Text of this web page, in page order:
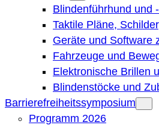
Blindenführhund und
Taktile Pläne,
Geräte und Software
Fahrzeuge und
Elektronische Brillen
Blindenstöcke und
Barrierefreiheitssymposium
Programm 2026